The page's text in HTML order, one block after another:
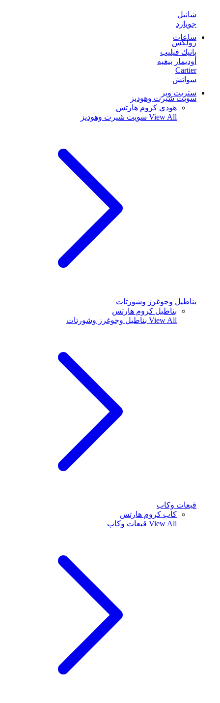
شانيل
جويارد
ساعات
رولكس
باتيك فيليب
أوديمار بيغيه
Cartier
سواتش
ستريت وير
سويت شيرت وهوديز
هودي كروم هارتس
View All سويت شيرت وهوديز
بناطيل وجوغرز وشورتات
بناطيل كروم هارتس
View All بناطيل وجوغرز وشورتات
قبعات وكاب
كاب كروم هارتس
View All قبعات وكاب